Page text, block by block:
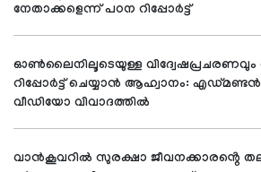
നേതാക്കളെന്ന് പഠന റിപ്പോർട്ട്
ഓൺലൈനിലൂടെയുള്ള വിദ്വേഷപ്രചരണവും
റിപ്പോർട്ട് ചെയ്യാൻ ആഹ്വാനം:
വീഡിയോ വിവാദത്തിൽ
വാൻകൂവറിൽ സുരക്ഷാ ജീവനക്കാരൻ്റെ